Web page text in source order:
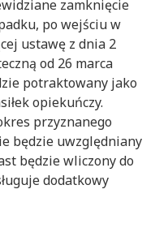
zamknięcie
po wejściu w
ustawę z dnia 2
od 26 marca
potraktowany jako
opiekuńczy.
przyznanego
będzie uwzględniany
będzie wliczony do
dodatkowy